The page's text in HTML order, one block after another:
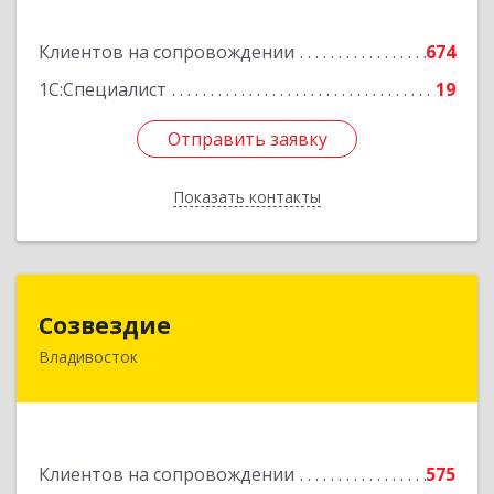
Клиентов на сопровождении
674
1С:Специалист
19
Отправить заявку
Показать контакты
Отправить заявку
Назад
Созвездие
Владивосток
Клиентов на сопровождении
575
690069, Приморский край, Владивосток г,